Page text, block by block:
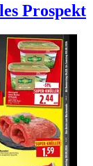
Prospekt